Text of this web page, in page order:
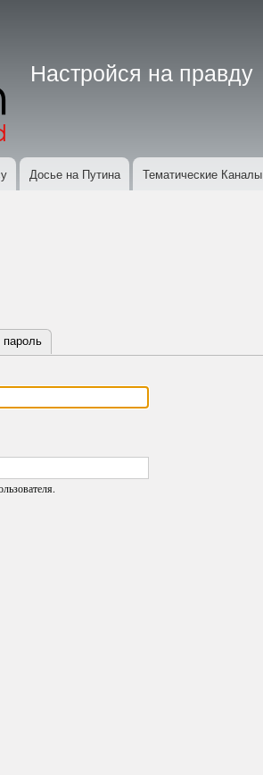
Настройся на правду
Досье на Путина Тематические Каналы
пароль